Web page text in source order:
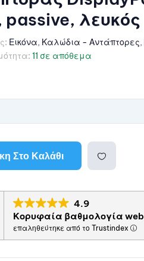
passive, λευκός
Εικόνα, Καλώδια - Αντάπτορες,
11 σε απόθεμα
Στο Καλάθι
ήκη
στη
4.9
Κορυφαία βαθμολογία
επαληθεύτηκε από το Trustindex